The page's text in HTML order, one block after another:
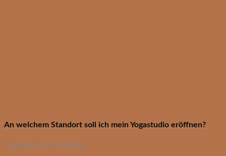
An welchem Standort soll ich mein Yogastudio eröffnen?
Created by Nick Runia